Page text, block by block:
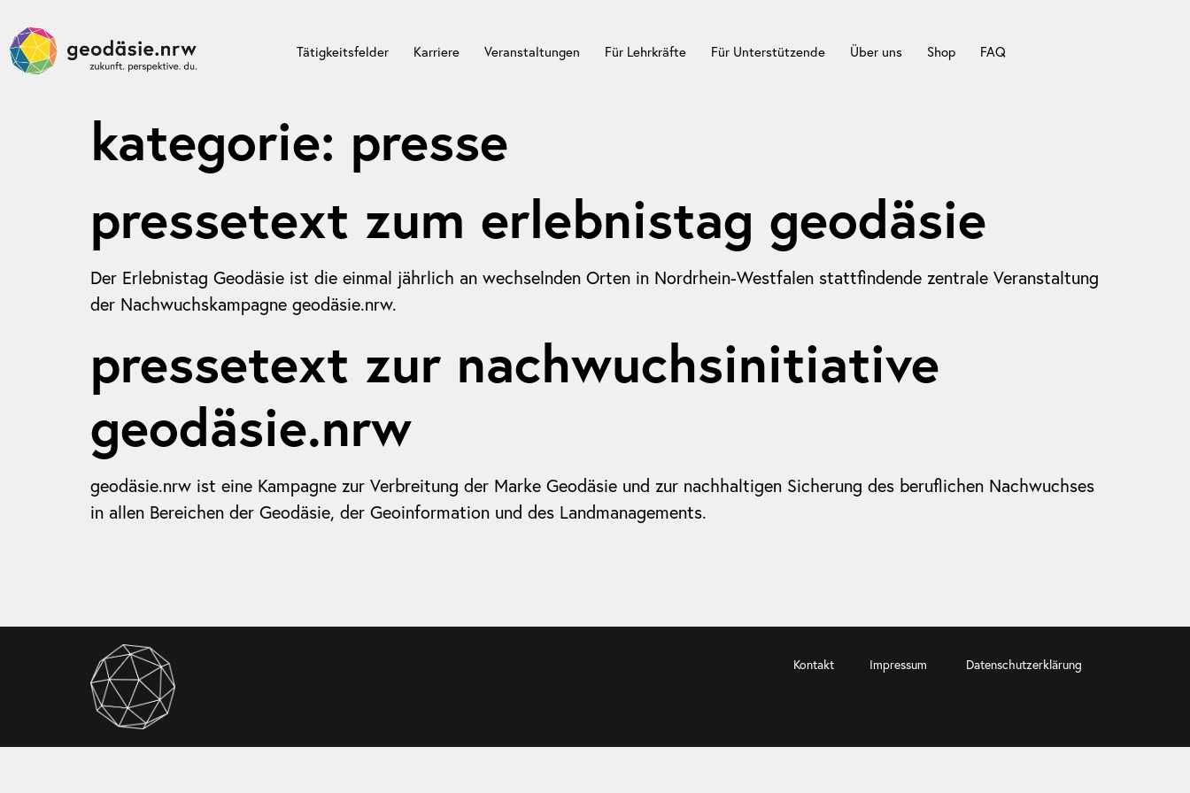
Tätigkeitsfelder Karriere Veranstaltungen Für Lehrkräfte Für Unterstützende Über uns Shop FAQ
kategorie: presse
pressetext zum erlebnistag geodäsie
Der Erlebnistag Geodäsie ist die einmal jährlich an wechselnden Orten in Nordrhein-Westfalen stattfindende zentrale Veranstaltung
der Nachwuchskampagne geodäsie.nrw.
pressetext zur nachwuchsinitiative
geodäsie.nrw
geodäsie.nrw ist eine Kampagne zur Verbreitung der Marke Geodäsie und zur nachhaltigen Sicherung des beruflichen Nachwuchses
in allen Bereichen der Geodäsie, der Geoinformation und des Landmanagements.
Kontakt Impressum Datenschutzerklärung